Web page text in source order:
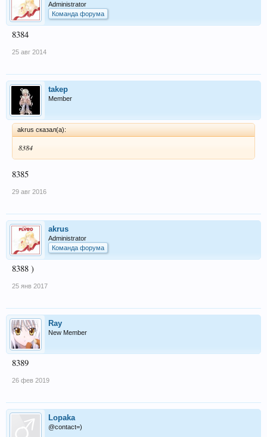
Administrator
Команда форума
8384
25 авг 2014
takep
Member
akrus сказал(а):
8384
8385
29 авг 2016
akrus
Administrator
Команда форума
8388 )
25 янв 2017
Ray
New Member
8389
26 фев 2019
Lopaka
@contact=)